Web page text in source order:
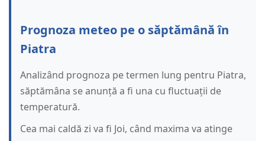
Prognoza meteo pe o săptămână în
Piatra
Analizând prognoza pe termen lung pentru Piatra,
săptămâna se anunță a fi una cu fluctuații de
temperatură.
Cea mai caldă zi va fi Joi, când maxima va atinge